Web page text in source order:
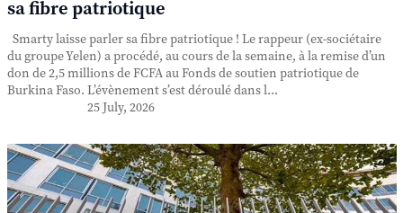
sa fibre patriotique
Smarty laisse parler sa fibre patriotique ! Le rappeur (ex-sociétaire
du groupe Yelen) a procédé, au cours de la semaine, à la remise d’un
don de 2,5 millions de FCFA au Fonds de soutien patriotique de
Burkina Faso. L’évènement s’est déroulé dans l...
25 July, 2026